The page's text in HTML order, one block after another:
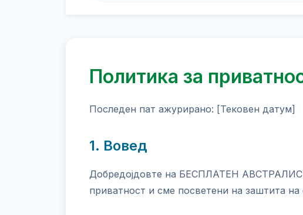
Политика за
Последен пат ажурирано: [Тековен датум]
1. Вовед
Добредојдовте на БЕСПЛАТЕН
приватност и сме посветени на заштита